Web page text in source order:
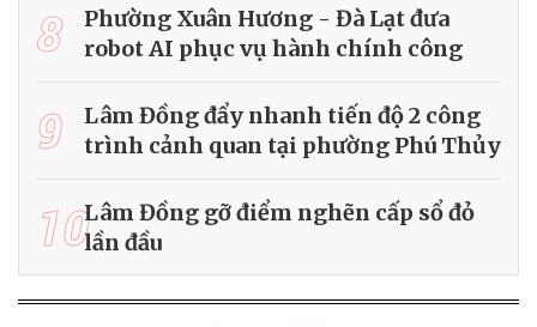
8
Phường Xuân Hương - Đà Lạt đưa
robot AI phục vụ hành chính công
9
Lâm Đồng đẩy nhanh tiến độ 2 công
trình cảnh quan tại phường Phú Thủy
10Lâm Đồng gỡ điểm nghẽn cấp sổ đỏ
lần đầu